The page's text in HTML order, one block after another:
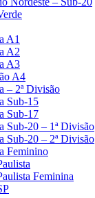
A1
A2
A3
A4
– 2ª Divisão
Sub-15
Sub-17
Sub-20 – 1ª Divisão
Sub-20 – 2ª Divisão
Feminino
Feminina